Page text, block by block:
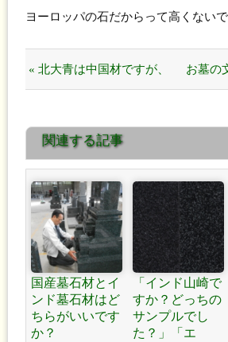
ヨーロッパの石だからって高くないで
« 北大青は中国材ですが、
種です。
お墓の
関連する記事
国産墓石材とイ
ンド墓石材はど
ちらがいいです
か？
「インド山崎で
すか？どっちの
サンプルでし
た？」「エ